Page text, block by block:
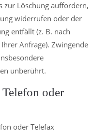
zur Löschung auffordern,
widerrufen oder der
entfällt (z. B. nach
Anfrage). Zwingende
unberührt.
oder
oder Telefax